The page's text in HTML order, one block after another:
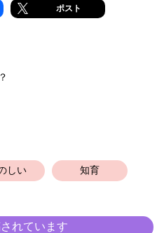
ポスト
しい 知育
れています